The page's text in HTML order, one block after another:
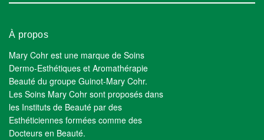
À propos
Mary Cohr est une marque de Soins
Dermo-Esthétiques et Aromathérapie
Beauté du groupe Guinot-Mary Cohr.
Les Soins Mary Cohr sont proposés dans
les Instituts de Beauté par des
Esthéticiennes formées comme des
Docteurs en Beauté.